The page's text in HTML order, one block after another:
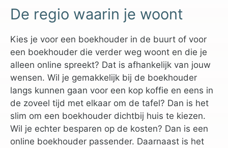
De regio waarin je woont
Kies je voor een boekhouder in de buurt of voor
een boekhouder die verder weg woont en die je
alleen online spreekt? Dat is afhankelijk van jouw
wensen. Wil je gemakkelijk bij de boekhouder
langs kunnen gaan voor een kop koffie en eens in
de zoveel tijd met elkaar om de tafel? Dan is het
slim om een boekhouder dichtbij huis te kiezen.
Wil je echter besparen op de kosten? Dan is een
online boekhouder passender. Daarnaast is het